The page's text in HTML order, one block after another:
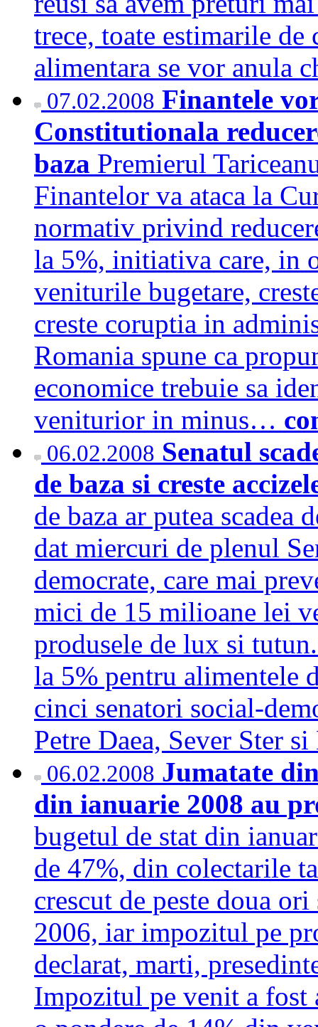
trece, toate estimarile
alimentara se vor anula
07.02.2008 Finantele
Constitutionala
baza Premierul
Finantelor va ataca la
normativ privind
la 5%, initiativa care, in
veniturile bugetare,
creste coruptia in
Romania spune ca
economice trebuie sa
veniturior in minus…
06.02.2008 Senatul
de baza si creste
de baza ar putea
dat miercuri de plenul
democrate, care mai
mici de 15 milioane lei
produsele de lux si
la 5% pentru alimentele
cinci senatori social-
Petre Daea, Sever Ster
06.02.2008 Jumatate
din ianuarie 2008 au
bugetul de stat din
de 47%, din colectarile
crescut de peste doua
2006, iar impozitul pe
declarat, marti,
Impozitul pe venit a fost